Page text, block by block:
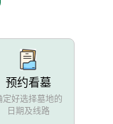
预约看墓
定好选择墓地的
日期及线路